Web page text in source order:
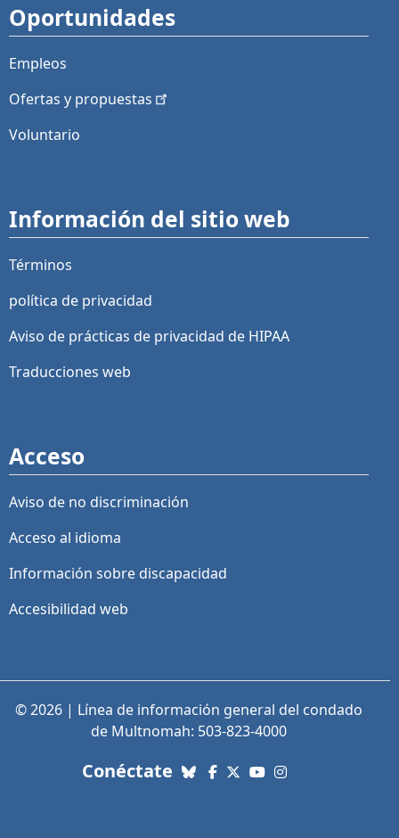
Oportunidades
Empleos
Ofertas y propuestas
Voluntario
Información del sitio web
Términos
política de privacidad
Aviso de prácticas de privacidad de HIPAA
Traducciones web
Acceso
Aviso de no discriminación
Acceso al idioma
Información sobre discapacidad
Accesibilidad web
© 2026 | Línea de información general del condado
de Multnomah: 503-823-4000
Conéctate con nosotros. Enlaces a
Bluesky
Facebook
X (Twitter)
YouTube
Instagram